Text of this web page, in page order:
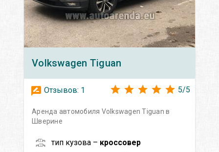
Volkswagen Tiguan
Отзывов: 1 5/5
Аренда автомобиля Volkswagen Tiguan в
Шверине
тип кузова – кроссовер